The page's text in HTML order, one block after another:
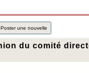
Poster une nouvelle
du comité